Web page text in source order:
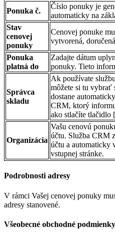
Ponuka č.
Číslo ponuky je
automaticky na
Stav
cenovej
ponuky
Cenovej ponuke
vytvorená,
Ponuka
platná do
Zadajte dátum
ponuky. Tieto
Správca
skladu
Ak používate
môžete si tu vybrať
dostane
CRM, ktorý
ako stlačíte
Organizácia
Vašu cenovú
účtu. Služba CRM
účtu a automaticky
vstupnej stránke.
Podrobnosti adresy
V rámci Vašej cenovej ponuky
adresy stanovené.
Všeobecné obchodné podmienky